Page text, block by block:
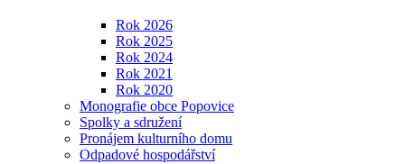
Rok 2026
Rok 2025
Rok 2024
Rok 2021
Rok 2020
Monografie obce Popovice
Spolky a sdružení
Pronájem kulturního domu
Odpadové hospodářství